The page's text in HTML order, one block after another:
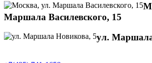
Маршала Василевского, 15
ул.